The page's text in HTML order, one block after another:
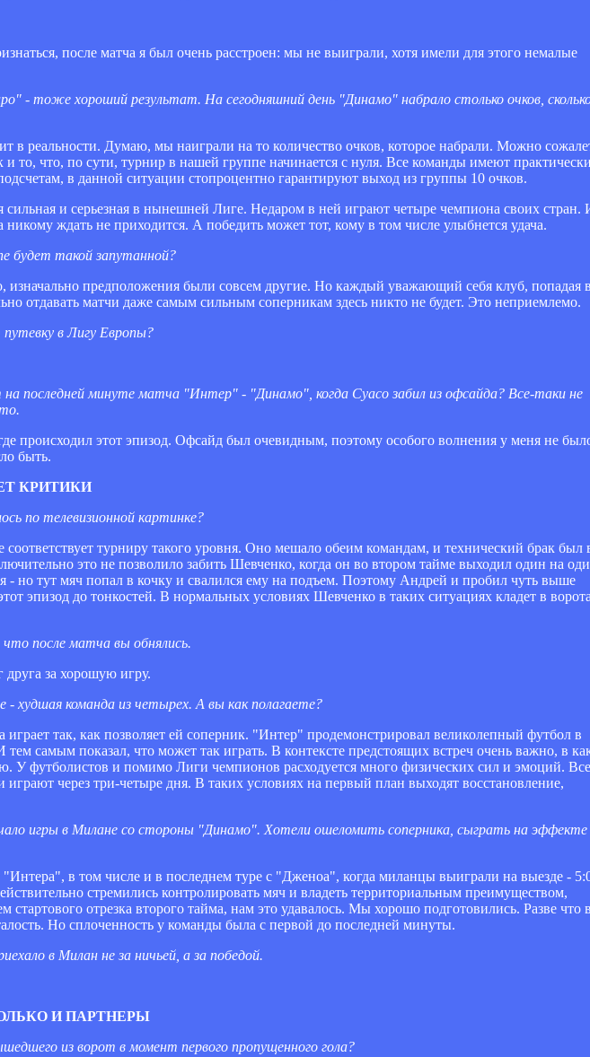
после матча я был очень расстроен: мы не выиграли, хотя имели для этого немалые
- тоже хороший результат. На сегодняшний день "Динамо" набрало столько очков,
в реальности. Думаю, мы наиграли на то количество очков, которое набрали. Можно
то, что, по сути, турнир в нашей группе начинается с нуля. Все команды имеют практически
в данной ситуации стопроцентно гарантируют выход из группы 10 очков.
сильная и серьезная в нынешней Лиге. Недаром в ней играют четыре чемпиона своих стран.
никому ждать не приходится. А победить может тот, кому в том числе улыбнется удача.
будет такой запутанной?
предположения были совсем другие. Но каждый уважающий себя клуб, попадая в
отдавать матчи даже самым сильным соперникам здесь никто не будет. Это неприемлемо.
в Лигу Европы?
на последней минуте матча "Интер" - "Динамо", когда Суасо забил из офсайда? Все-таки не
происходил этот эпизод. Офсайд был очевидным, поэтому особого волнения у меня не
быть.
КРИТИКИ
по телевизионной картинке?
турниру такого уровня. Оно мешало обеим командам, и технический брак был
это не позволило забить Шевченко, когда он во втором тайме выходил один на
- но тут мяч попал в кочку и свалился ему на подъем. Поэтому Андрей и пробил чуть выше
эпизод до тонкостей. В нормальных условиях Шевченко в таких ситуациях кладет в ворота
после матча вы обнялись.
друга за хорошую игру.
худшая команда из четырех. А вы как полагаете?
так, как позволяет ей соперник. "Интер" продемонстрировал великолепный футбол в
самым показал, что может так играть. В контексте предстоящих встреч очень важно, в
У футболистов и помимо Лиги чемпионов расходуется много физических сил и эмоций. Все
играют через три-четыре дня. В таких условиях на первый план выходят восстановление,
игры в Милане со стороны "Динамо". Хотели ошеломить соперника, сыграть на эффекте
в том числе и в последнем туре с "Дженоа", когда миланцы выиграли на выезде -
стремились контролировать мяч и владеть территориальным преимуществом,
стартового отрезка второго тайма, нам это удавалось. Мы хорошо подготовились. Разве что в
Но сплоченность у команды была с первой до последней минуты.
в Милан не за ничьей, а за победой.
И ПАРТНЕРЫ
из ворот в момент первого пропущенного гола?